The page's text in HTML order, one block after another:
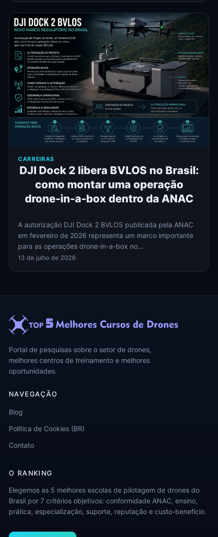
CARREIRAS
DJI Dock 2 libera BVLOS no Brasil:
como montar uma operação
drone-in-a-box dentro da ANAC
A autorização DJI Dock 2 BVLOS publicada pela ANAC
em fevereiro de 2026 representa um marco importante
para as operações drone-in-a-box no…
13 de julho de 2026
Portal de pesquisas sobre o setor de drones,
melhores centros de treinamento e melhores
oportunidades.
NAVEGAÇÃO
Blog
Política de Cookies (BR)
Contato
O RANKING
Elegemos as 5 melhores escolas de pilotagem de drones do
Brasil por 7 critérios objetivos: conformidade ANAC, ensino,
prática, especialização, suporte, reputação e custo-benefício.